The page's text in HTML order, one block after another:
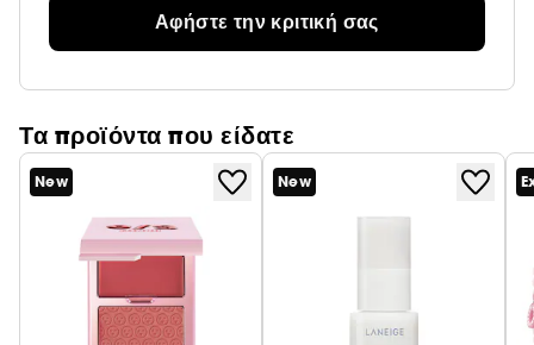
Αφήστε την κριτική σας
Τα προϊόντα που είδατε
New New